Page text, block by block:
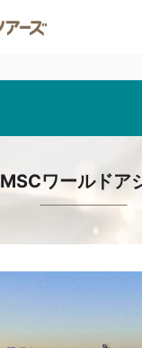
MSCワールドア